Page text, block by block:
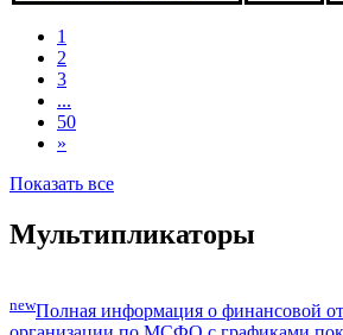
1
2
3
...
50
»
Показать все
Мультипликаторы
newПолная информация о финансовой